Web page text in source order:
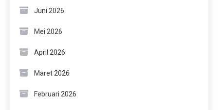
Juni 2026
Mei 2026
April 2026
Maret 2026
Februari 2026